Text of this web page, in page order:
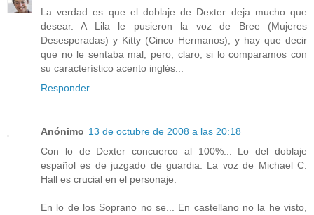
La verdad es que el doblaje de Dexter deja mucho que
desear. A Lila le pusieron la voz de Bree (Mujeres
Desesperadas) y Kitty (Cinco Hermanos), y hay que decir
que no le sentaba mal, pero, claro, si lo comparamos con
su característico acento inglés...
Responder
Anónimo 13 de octubre de 2008 a las 20:18
Con lo de Dexter concuerco al 100%... Lo del doblaje
español es de juzgado de guardia. La voz de Michael C.
Hall es crucial en el personaje.
En lo de los Soprano no se... En castellano no la he visto,